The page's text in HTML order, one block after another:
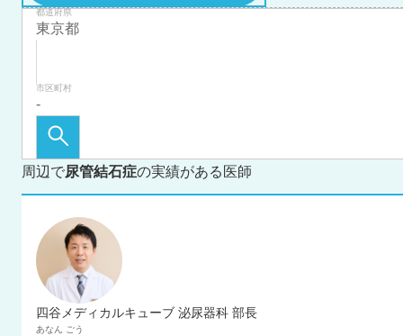
都道府県
市区町村
周辺で尿管結石症の実績がある医師
四谷メディカルキューブ 泌尿器科 部長
あなん ごう